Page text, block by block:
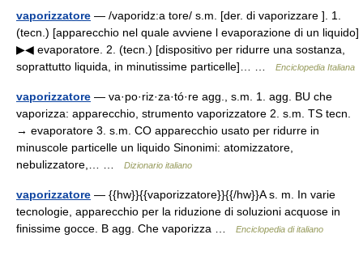
vaporizzatore — /vaporidz:a tore/ s.m. [der. di vaporizzare ]. 1.
(tecn.) [apparecchio nel quale avviene l evaporazione di un liquido]
▶◀ evaporatore. 2. (tecn.) [dispositivo per ridurre una sostanza,
soprattutto liquida, in minutissime particelle]… …
Enciclopedia Italiana
vaporizzatore — va·po·riz·za·tó·re agg., s.m. 1. agg. BU che
vaporizza: apparecchio, strumento vaporizzatore 2. s.m. TS tecn.
→ evaporatore 3. s.m. CO apparecchio usato per ridurre in
minuscole particelle un liquido Sinonimi: atomizzatore,
nebulizzatore,… …
Dizionario italiano
vaporizzatore — {{hw}}{{vaporizzatore}}{{/hw}}A s. m. In varie
tecnologie, apparecchio per la riduzione di soluzioni acquose in
finissime gocce. B agg. Che vaporizza …
Enciclopedia di italiano